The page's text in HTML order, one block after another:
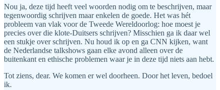
Nou ja, deze tijd heeft veel woorden nodig om te beschrijven, maar
tegenwoordig schrijven maar enkelen de goede. Het was hét
probleem van vlak voor de Tweede Wereldoorlog: hoe moest je
precies over die klote-Duitsers schrijven? Misschien ga ik daar wel
een stukje over schrijven. Nu houd ik op en ga CNN kijken, want
de Nederlandse talkshows gaan elke avond alleen over de
buitenkant en ethische problemen waar je in deze tijd niets aan hebt.
Tot ziens, dear. We komen er wel doorheen. Door het leven, bedoel
ik.